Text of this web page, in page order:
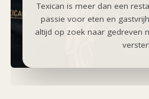
Texican is meer dan een
passie voor eten en
altijd op zoek naar gedreven